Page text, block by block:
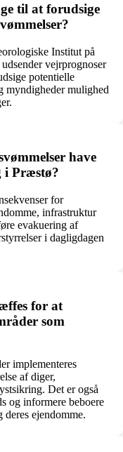
til at forudsige
Institut på
vejrprognoser
potentielle
myndigheder mulighed
have
i Præstø?
for
infrastruktur
evakuering af
i dagligdagen
for at
som
implementeres
af diger,
Det er også
og informere beboere
ejendomme.